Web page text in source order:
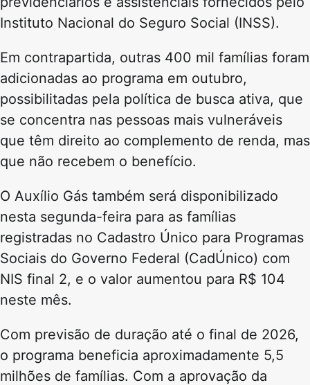
Instituto Nacional do Seguro Social (INSS).
Em contrapartida, outras 400 mil famílias foram
adicionadas ao programa em outubro,
possibilitadas pela política de busca ativa, que
se concentra nas pessoas mais vulneráveis
que têm direito ao complemento de renda, mas
que não recebem o benefício.
O Auxílio Gás também será disponibilizado
nesta segunda-feira para as famílias
registradas no Cadastro Único para Programas
Sociais do Governo Federal (CadÚnico) com
NIS final 2, e o valor aumentou para R$ 104
neste mês.
Com previsão de duração até o final de 2026,
o programa beneficia aproximadamente 5,5
milhões de famílias. Com a aprovação da